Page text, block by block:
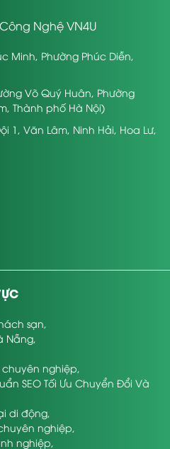
Nghệ VN4U
Minh, Phường Phúc Diễn,
Võ Quý Huân, Phường
Thành phố Hà Nội)
1, Văn Lâm, Ninh Hải, Hoa Lư,
sạn,
Nẵng,
chuyên nghiệp,
SEO Tối Ưu Chuyển Đổi Và
di động,
nghiệp,
nghiệp,